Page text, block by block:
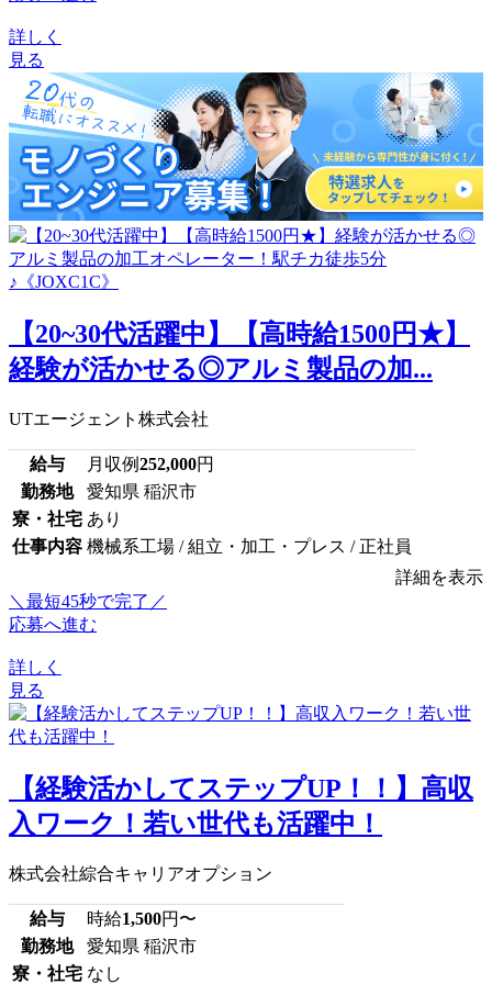
詳しく
見る
【20~30代活躍中】【高時給1500円★】
経験が活かせる◎アルミ製品の加...
UTエージェント株式会社
給与 月収例252,000円
勤務地
愛知県 稲沢市
寮・社宅 あり
仕事内容 機械系工場 / 組立・加工・プレス / 正社員
詳細を表示
＼最短45秒で完了／
応募へ進む
詳しく
見る
【経験活かしてステップUP！！】高収
入ワーク！若い世代も活躍中！
株式会社綜合キャリアオプション
給与 時給1,500円〜
勤務地
愛知県 稲沢市
寮・社宅 なし